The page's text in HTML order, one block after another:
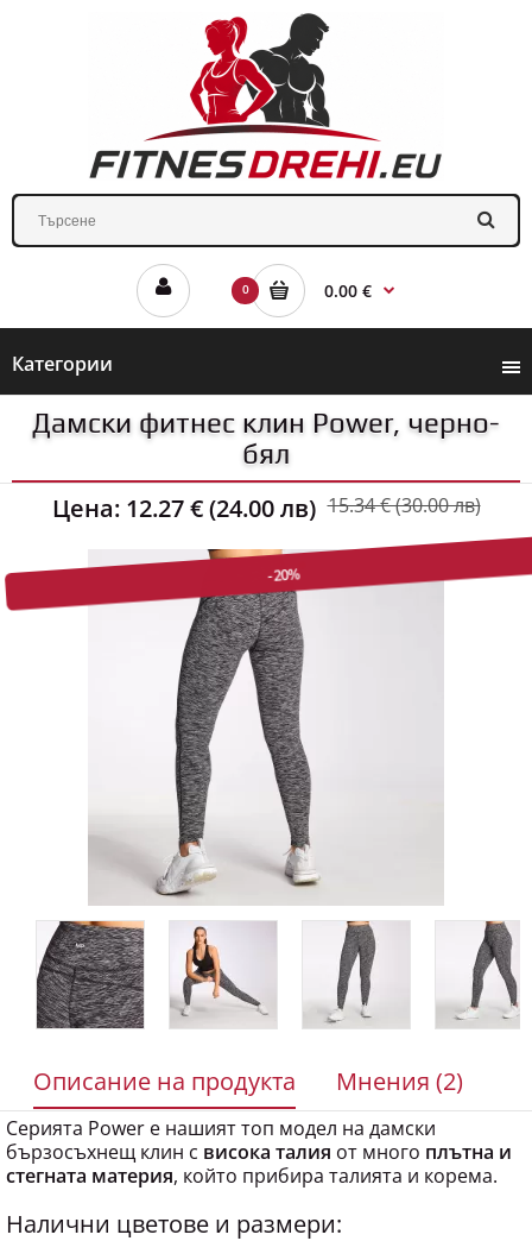
0 0.00 €
Категории
Дамски фитнес клин Power, черно-
бял
Цена: 12.27 € (24.00 лв) 15.34 € (30.00 лв)
-20%
Серията Power е нашият топ модел на дамски
бързосъхнещ клин свисока талияот многоплътна и
стегната материя, който прибира талията и корема.